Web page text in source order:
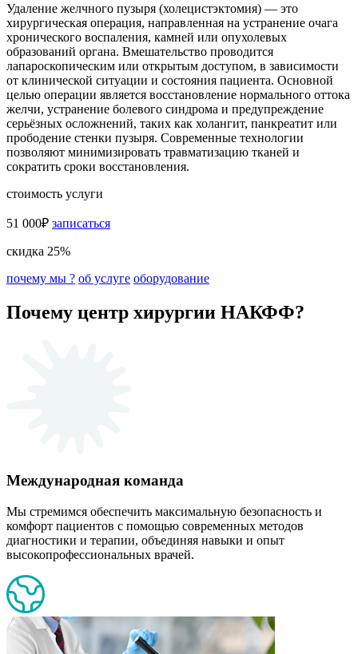
Удаление желчного пузыря (холецистэктомия) — это
хирургическая операция, направленная на устранение очага
хронического воспаления, камней или опухолевых
образований органа. Вмешательство проводится
лапароскопическим или открытым доступом, в зависимости
от клинической ситуации и состояния пациента. Основной
целью операции является восстановление нормального оттока
желчи, устранение болевого синдрома и предупреждение
серьёзных осложнений, таких как холангит, панкреатит или
прободение стенки пузыря. Современные технологии
позволяют минимизировать травматизацию тканей и
сократить сроки восстановления.
стоимость услуги
51 000₽ записаться
скидка 25%
почему мы ? об услуге оборудование
Почему центр хирургии НАКФФ?
Международная команда
Мы стремимся обеспечить максимальную безопасность и
комфорт пациентов с помощью современных методов
диагностики и терапии, объединяя навыки и опыт
высокопрофессиональных врачей.